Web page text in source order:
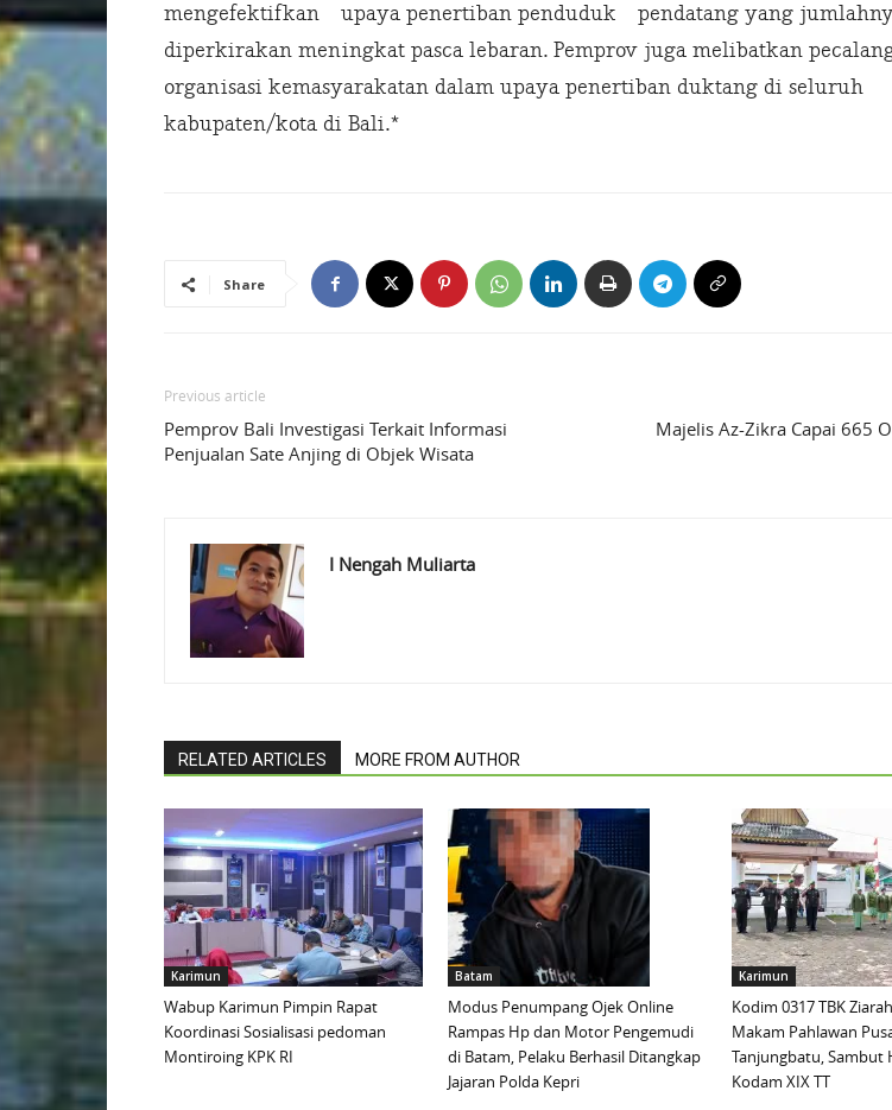
mengefektifkan upaya penertiban penduduk pendatang yang
diperkirakan meningkat pasca lebaran. Pemprov juga melibatkan
organisasi kemasyarakatan dalam upaya penertiban duktang di seluruh
kabupaten/kota di Bali.*
Share
Previous article
Pemprov Bali Investigasi Terkait Informasi
Penjualan Sate Anjing di Objek Wisata
Majelis Az-Zikra Capai 665
I Nengah Muliarta
RELATED ARTICLES MORE FROM AUTHOR
Karimun
Wabup Karimun Pimpin Rapat
Koordinasi Sosialisasi pedoman
Montiroing KPK RI
Batam
Modus Penumpang Ojek Online
Rampas Hp dan Motor Pengemudi
di Batam, Pelaku Berhasil Ditangkap
Jajaran Polda Kepri
Karimun
Kodim 0317 TBK
Makam Pahlawan
Tanjungbatu, Sambut
Kodam XIX TT